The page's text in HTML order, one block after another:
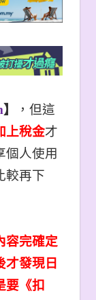
】
，但這
上稅金才
個人使用
較再下
容完確定
才發現日
要《扣